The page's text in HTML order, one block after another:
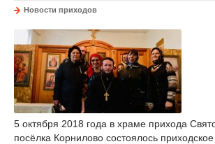
Новости приходов
5 октября 2018 года в храме прихода
посёлка Корнилово состоялось